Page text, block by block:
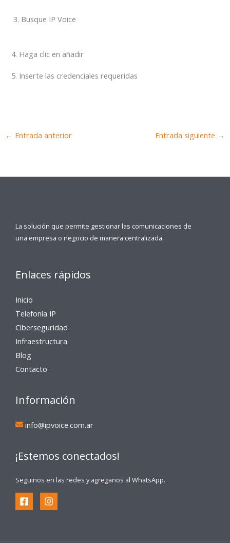
3. Busque IP Voice
4. Haga clic en añadir
5. Inserte las credenciales requeridas
← Entrada anterior Entrada siguiente →
La solución que permite gestionar las comunicaciones de
una empresa o negocio de manera centralizada.
Enlaces rápidos
Inicio
Telefonía IP
Ciberseguridad
Infraestructura
Blog
Contacto
Información
info@ipvoice.com.ar
¡Estemos conectados!
Seguinos en las redes y agreganos al WhatsApp.